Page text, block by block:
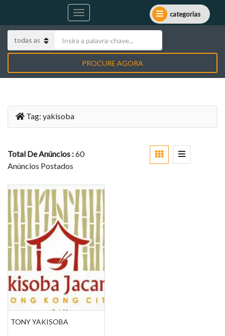
categorias
PROCURE AGORA
Tag: yakisoba
Total De Anúncios :60
Anúncios Postados
TONY YAKISOBA